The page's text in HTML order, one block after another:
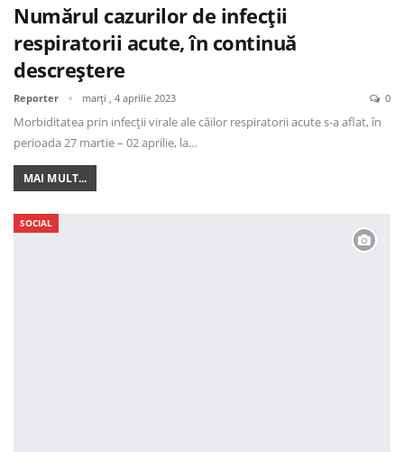
Numărul cazurilor de infecții
respiratorii acute, în continuă
descreștere
Reporter marți , 4 aprilie 2023 0
Morbiditatea prin infecții virale ale căilor respiratorii acute s-a aflat, în
perioada 27 martie – 02 aprilie, la…
MAI MULT...
SOCIAL